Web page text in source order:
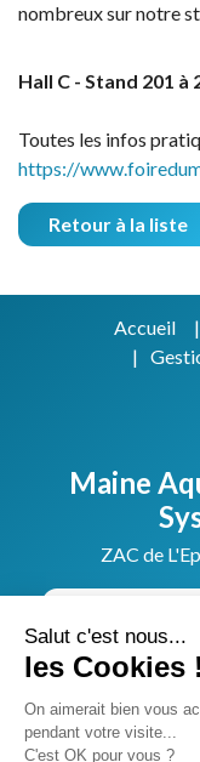
nombreux sur notre
Hall C - Stand 201 à
Toutes les infos
https://
Retour à la liste
Accueil
Maine
ZAC de
Sarthe (72),
Salut c'est nous...
les Cookies !
On aimerait bien vous
pendant votre visite...
C'est OK pour vous ?